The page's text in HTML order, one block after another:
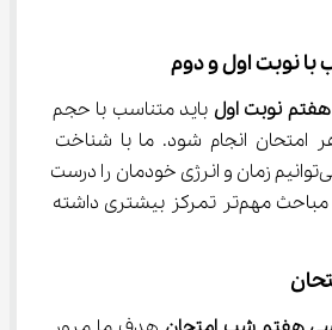
نوبت اول باید متناسب با حجم
هر امتحان انجام شود. ما با شناخت
تفاوت این دو نوبت، می‌توانیم زمان و انرژی خودمان را درست
مدیریت کنیم و روی مباحث مهم‌تر تمرکز بیشتری داشته